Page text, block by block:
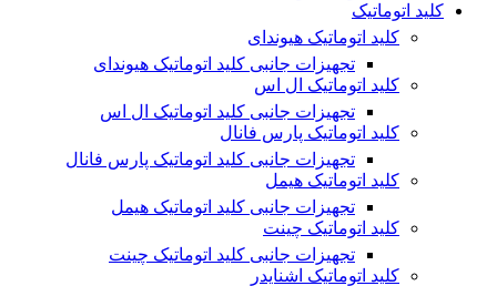
کلید اتوماتیک
کلید اتوماتیک هیوندای
تجهیزات جانبی کلید اتوماتیک هیوندای
کلید اتوماتیک ال اس
تجهیزات جانبی کلید اتوماتیک ال اس
کلید اتوماتیک پارس فانال
تجهیزات جانبی کلید اتوماتیک پارس فانال
کلید اتوماتیک هیمل
تجهیزات جانبی کلید اتوماتیک هیمل
کلید اتوماتیک چینت
تجهیزات جانبی کلید اتوماتیک چینت
کلید اتوماتیک اشنایدر